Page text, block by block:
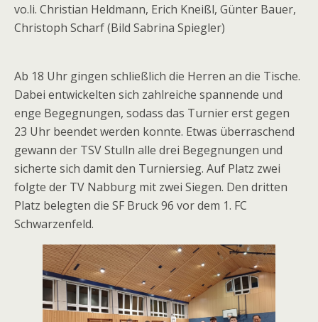
vo.li. Christian Heldmann, Erich Kneißl, Günter Bauer,
Christoph Scharf (Bild Sabrina Spiegler)
Ab 18 Uhr gingen schließlich die Herren an die Tische.
Dabei entwickelten sich zahlreiche spannende und
enge Begegnungen, sodass das Turnier erst gegen
23 Uhr beendet werden konnte. Etwas überraschend
gewann der TSV Stulln alle drei Begegnungen und
sicherte sich damit den Turniersieg. Auf Platz zwei
folgte der TV Nabburg mit zwei Siegen. Den dritten
Platz belegten die SF Bruck 96 vor dem 1. FC
Schwarzenfeld.